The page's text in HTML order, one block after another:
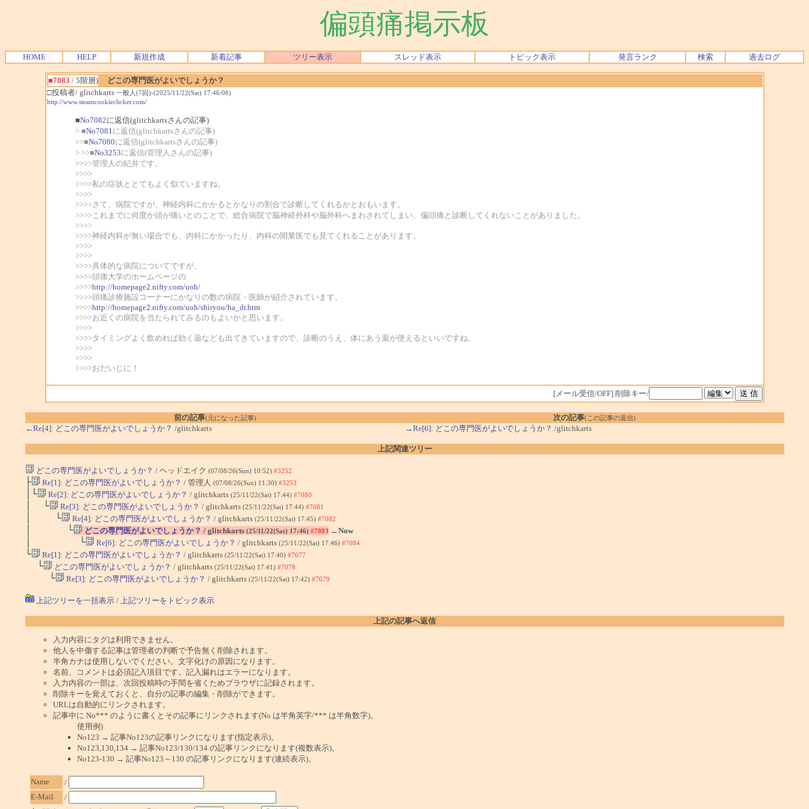
偏頭痛掲示板
HOME HELP 新規作成 新着記事 ツリー表示 スレッド表示 トピック表示 発言ランク 検索 過去ログ
■7083 / 5階層)
どこの専門医がよいでしょうか？
□投稿者/ glitchkarts 一般人(7回)-(2025/11/22(Sat) 17:46:08)
http://www.steamcookieclicker.com/
■No7082に返信(glitchkartsさんの記事)
> ■No7081 に返信(glitchkartsさんの記事)
>>■No7080に返信(glitchkartsさんの記事)
> >>■No3253に返信(管理人さんの記事)
>>>>管理人の紀井です。
>>>>
>>>>私の症状ととてもよく似ていますね。
>>>>
>>>>さて、病院ですが、神経内科にかかるとかなりの割合で診断してくれるかとおもいます。
>>>>これまでに何度か頭が痛いとのことで、総合病院で脳神経外科や脳外科へまわされてしまい、偏頭痛と診断してくれないことがありました。
>>>>
>>>>神経内科が無い場合でも、内科にかかったり、内科の開業医でも見てくれることがあります。
>>>>
>>>>
>>>>具体的な病院についてですが、
>>>>頭痛大学のホームページの
>>>>http://homepage2.nifty.com/uoh/
>>>>頭痛診療施設コーナーにかなりの数の病院・医師が紹介されています。
>>>>http://homepage2.nifty.com/uoh/shiryou/ha_dr.htm
>>>>お近くの病院を当たられてみるのもよいかと思います。
>>>>
>>>>タイミングよく飲めれば効く薬なども出てきていますので、診断のうえ、体にあう薬が使えるといいですね。
>>>>
>>>>
>>>>おだいじに！
[メール受信/OFF] 削除キー/
前の記事(元になった記事) 次の記事(この記事の返信)
←Re[4]: どこの専門医がよいでしょうか？ /glitchkarts →Re[6]: どこの専門医がよいでしょうか？ /glitchkarts
上記関連ツリー
どこの専門医がよいでしょうか？ / ヘッドエイク (07/08/26(Sun) 10:52) #3252
├ Re[1]: どこの専門医がよいでしょうか？ / 管理人 (07/08/26(Sun) 11:30) #3253
│└ Re[2]: どこの専門医がよいでしょうか？ / glitchkarts (25/11/22(Sat) 17:44) #7080
│ └ Re[3]: どこの専門医がよいでしょうか？ / glitchkarts (25/11/22(Sat) 17:44) #7081
│ └ Re[4]: どこの専門医がよいでしょうか？ / glitchkarts (25/11/22(Sat) 17:45) #7082
│ └ どこの専門医がよいでしょうか？ / glitchkarts (25/11/22(Sat) 17:46) #7083 ←Now
│ └ Re[6]: どこの専門医がよいでしょうか？ / glitchkarts (25/11/22(Sat) 17:46) #7084
└ Re[1]: どこの専門医がよいでしょうか？ / glitchkarts (25/11/22(Sat) 17:40) #7077
└ どこの専門医がよいでしょうか？ / glitchkarts (25/11/22(Sat) 17:41) #7078
└ Re[3]: どこの専門医がよいでしょうか？ / glitchkarts (25/11/22(Sat) 17:42) #7079
上記ツリーを一括表示/ 上記ツリーをトピック表示
上記の記事へ返信
入力内容にタグは利用できません。
他人を中傷する記事は管理者の判断で予告無く削除されます。
半角カナは使用しないでください。文字化けの原因になります。
名前、コメントは必須記入項目です。記入漏れはエラーになります。
入力内容の一部は、次回投稿時の手間を省くためブラウザに記録されます。
削除キーを覚えておくと、自分の記事の編集・削除ができます。
URLは自動的にリンクされます。
記事中に No*** のように書くとその記事にリンクされます(No は半角英字/*** は半角数字)。
使用例)
No123 → 記事No123の記事リンクになります(指定表示)。
No123,130,134 → 記事No123/130/134 の記事リンクになります(複数表示)。
No123-130 → 記事No123～130 の記事リンクになります(連続表示)。
Name
/
E-Mail
/